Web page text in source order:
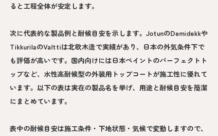
ると工程全体が安定します。
次に代表的な製品例と耐候目安を示します。JotunのDemidekkや
TikkurilaのValttiは北欧木造で実績があり、日本の外気条件下で
も評価が高いです。国内向けには日本ペイントのパーフェクトト
ップなど、水性高耐候型の外装用トップコートが施工性に優れて
います。以下の表は実在の製品名を挙げ、用途と耐候目安を簡潔
にまとめています。
表中の耐候目安は施工条件・下地状態・気候で変動しますので、